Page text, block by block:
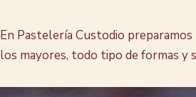
En Pastelería Custodio
los mayores, todo tipo de formas y